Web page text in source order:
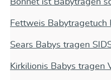
Bonnet ist Babytragen
Fettweis Babytragetuch
Sears Babys tragen
Kirkilionis Babys tragen